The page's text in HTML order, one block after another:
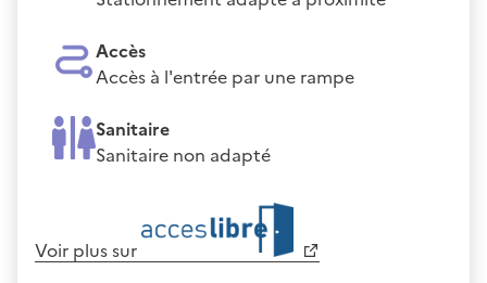
Accès
Accès à l'entrée par une rampe
Sanitaire
Sanitaire non adapté
Voir plus sur